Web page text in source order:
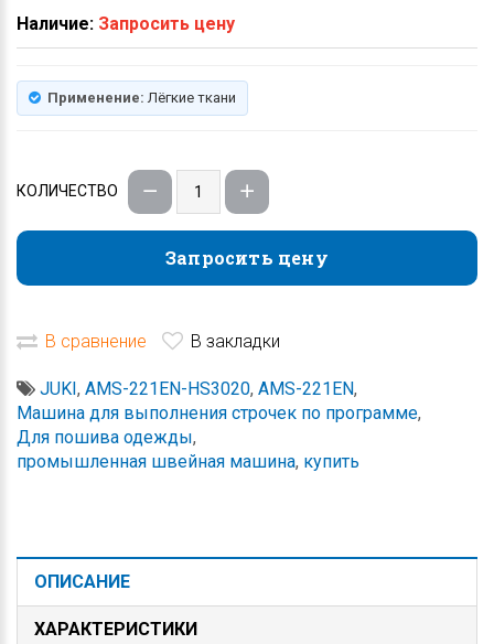
Наличие: Запросить цену
Применение: Лёгкие ткани
КОЛИЧЕСТВО
Запросить цену
Запросить цену
В сравнение В закладки
JUKI, AMS-221EN-HS3020, AMS-221EN,
Машина для выполнения строчек по программе,
Для пошива одежды,
промышленная швейная машина, купить
ОПИСАНИЕ
ХАРАКТЕРИСТИКИ